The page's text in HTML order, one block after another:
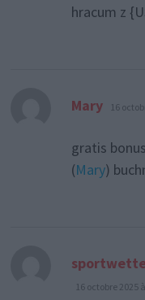
hracum z
Mary dit :
16
gratis
(Mary)
16 octobre 2025